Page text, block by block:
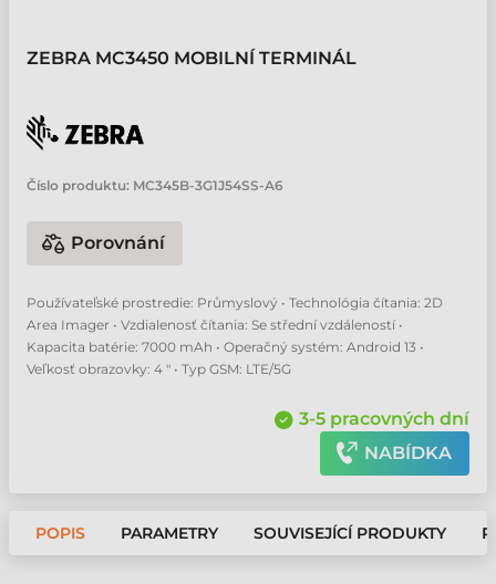
ZEBRA MC3450 MOBILNÍ TERMINÁL
Číslo produktu: MC345B-3G1J54SS-A6
Porovnání
Používateľské prostredie: Průmyslový • Technológia čítania: 2D
Area Imager • Vzdialenosť čítania: Se střední vzdáleností •
Kapacita batérie: 7000 mAh • Operačný systém: Android 13 •
Veľkosť obrazovky: 4 " • Typ GSM: LTE/5G
3-5 pracovných dní
NABÍDKA
POPIS PARAMETRY SOUVISEJÍCÍ PRODUKTY